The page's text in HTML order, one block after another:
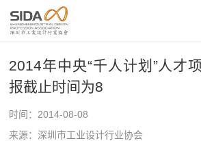
2014年中央“千人计划”人才
报截止时间为8
时间：2014-08-08
来源：深圳市工业设计行业协会